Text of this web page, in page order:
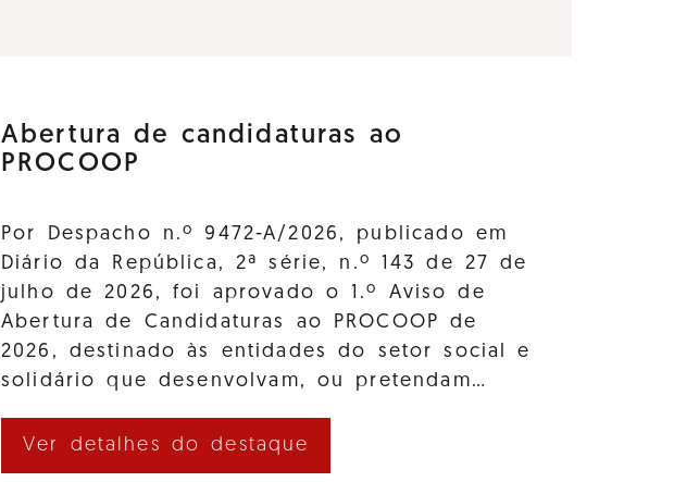
Abertura de candidaturas ao
PROCOOP
Por Despacho n.º 9472-A/2026, publicado em
Diário da República, 2ª série, n.º 143 de 27 de
julho de 2026, foi aprovado o 1.º Aviso de
Abertura de Candidaturas ao PROCOOP de
2026, destinado às entidades do setor social e
solidário que desenvolvam, ou pretendam…
Ver detalhes do destaque